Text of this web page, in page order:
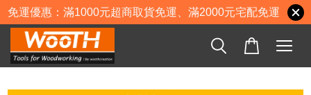
免運優惠：滿1000元超商取貨免運、滿2000元宅配免運